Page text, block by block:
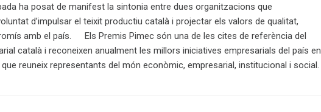
ha posat de manifest la sintonia entre dues organitzacions que
d’impulsar el teixit productiu català i projectar els valors de qualitat,
amb el país. Els Premis Pimec són una de les cites de referència del
català i reconeixen anualment les millors iniciatives empresarials del país en
reuneix representants del món econòmic, empresarial, institucional i social.